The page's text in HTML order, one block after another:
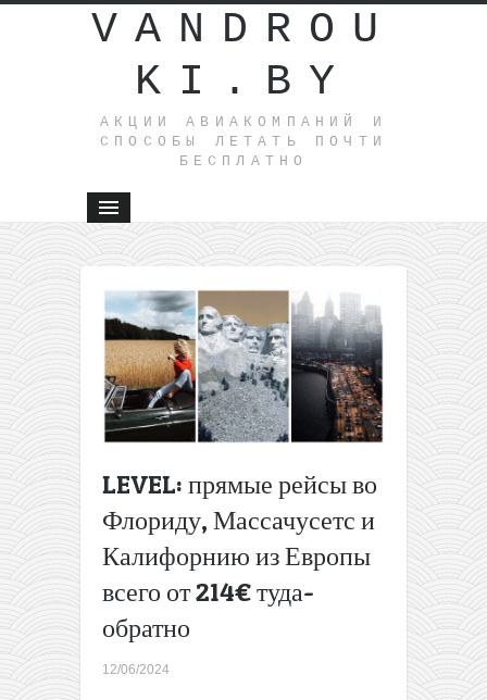
VANDROU
KI.BY
АКЦИИ АВИАКОМПАНИЙ И
СПОСОБЫ ЛЕТАТЬ ПОЧТИ
БЕСПЛАТНО
LEVEL: прямые рейсы во
Флориду, Массачусетс и
Калифорнию из Европы
всего от 214€ туда-
обратно
12/06/2024
идей на
лето:
летим на
Майорку,
в Рим
всего от
32€ туда-
обратно
Польши